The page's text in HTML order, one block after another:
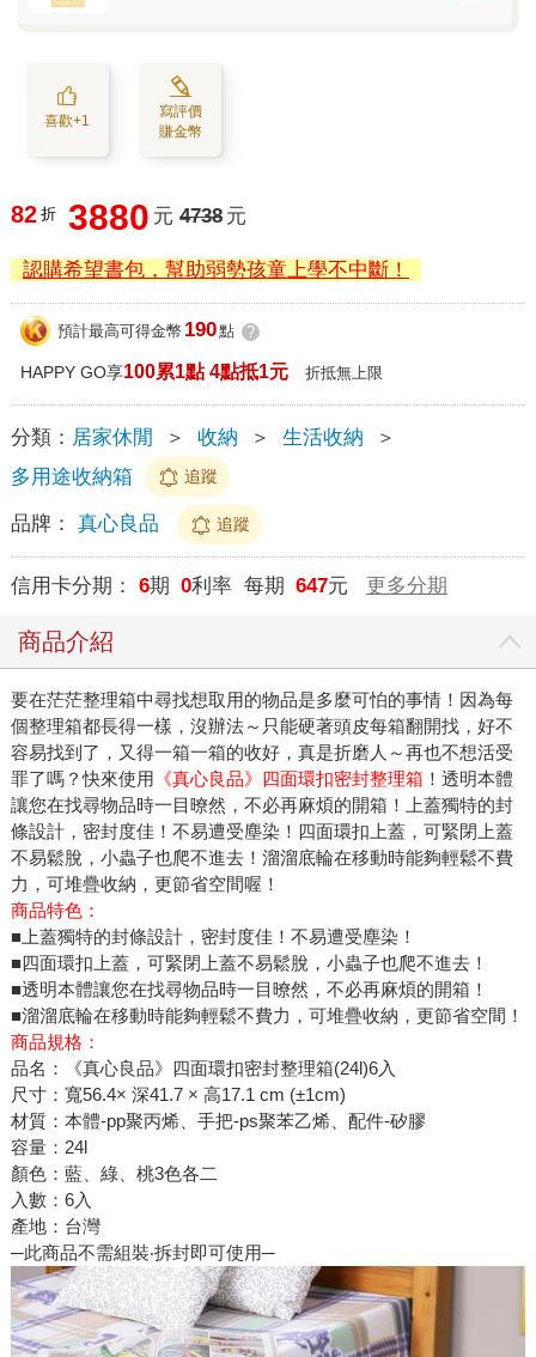
喜歡+1
寫評價
賺金幣
82 折 3880 元 4738 元
認購希望書包，幫助弱勢孩童上學不中斷！
預計最高可得金幣 190點 ?
HAPPY GO享100累1點 4點抵1元 折抵無上限
分類： 居家休閒 ＞ 收納 ＞ 生活收納
＞
多用途收納箱
追蹤
品牌： 真心良品 追蹤
信用卡分期： 6期 0利率 每期 647元 更多分期
商品介紹
要在茫茫整理箱中尋找想取用的物品是多麼可怕的事情！因為每
個整理箱都長得一樣，沒辦法～只能硬著頭皮每箱翻開找，好不
容易找到了，又得一箱一箱的收好，真是折磨人～再也不想活受
罪了嗎？快來使用 《真心良品》四面環扣密封整理箱 ！透明本體
讓您在找尋物品時一目暸然，不必再麻煩的開箱！上蓋獨特的封
條設計，密封度佳！不易遭受塵染！四面環扣上蓋，可緊閉上蓋
不易鬆脫，小蟲子也爬不進去！溜溜底輪在移動時能夠輕鬆不費
力，可堆疊收納，更節省空間喔！
商品特色：
■上蓋獨特的封條設計，密封度佳！不易遭受塵染！
■四面環扣上蓋，可緊閉上蓋不易鬆脫，小蟲子也爬不進去！
■透明本體讓您在找尋物品時一目暸然，不必再麻煩的開箱！
■溜溜底輪在移動時能夠輕鬆不費力，可堆疊收納，更節省空間！
商品規格：
品名：《真心良品》四面環扣密封整理箱(24l)6入
尺寸：寬56.4× 深41.7 × 高17.1 cm (±1cm)
材質：本體-pp聚丙烯、手把-ps聚苯乙烯、配件-矽膠
容量：24l
顏色：藍、綠、桃3色各二
入數：6入
產地：台灣
─此商品不需組裝‧拆封即可使用─